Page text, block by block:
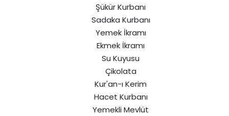
Şükür Kurbanı
Sadaka Kurbanı
Yemek İkramı
Ekmek İkramı
Su Kuyusu
Çikolata
Kur'an-ı Kerim
Hacet Kurbanı
Yemekli Mevlüt